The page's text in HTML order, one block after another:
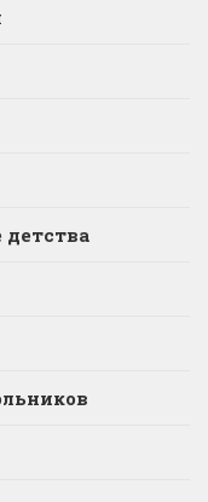
детства